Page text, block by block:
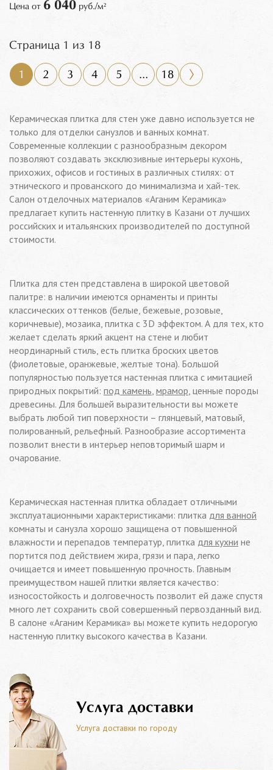
Цена от 6 040 руб./м²
Страница 1 из 18
1 2 3 4 5 ... 18
Керамическая плитка для стен уже давно используется не
только для отделки санузлов и ванных комнат.
Современные коллекции с разнообразным декором
позволяют создавать эксклюзивные интерьеры кухонь,
прихожих, офисов и гостиных в различных стилях: от
этнического и прованского до минимализма и хай-тек.
Салон отделочных материалов «Аганим Керамика»
предлагает купить настенную плитку в Казани от лучших
российских и итальянских производителей по доступной
стоимости.
Плитка для стен представлена в широкой цветовой
палитре: в наличии имеются орнаменты и принты
классических оттенков (белые, бежевые, розовые,
коричневые), мозаика, плитка с 3D эффектом. А для тех, кто
желает сделать яркий акцент на стене и любит
неординарный стиль, есть плитка броских цветов
(фиолетовые, оранжевые, желтые тона). Большой
популярностью пользуется настенная плитка с имитацией
природных покрытий: под камень, мрамор, ценные породы
древесины. Для большей выразительности вы можете
выбрать любой тип поверхности – глянцевый, матовый,
полированный, рельефный. Разнообразие ассортимента
позволит внести в интерьер неповторимый шарм и
очарование.
Керамическая настенная плитка обладает отличными
эксплуатационными характеристиками: плитка для ванной
комнаты и санузла хорошо защищена от повышенной
влажности и перепадов температур, плитка для кухни не
портится под действием жира, грязи и пара, легко
очищается и имеет повышенную прочность. Главным
преимуществом нашей плитки является качество:
износостойкость и долговечность позволит ей даже спустя
много лет сохранить свой совершенный первозданный вид.
В салоне «Аганим Керамика» вы можете купить недорогую
настенную плитку высокого качества в Казани.
Услуга доставки
Услуга доставки по городу